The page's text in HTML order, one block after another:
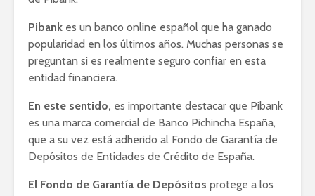
Pibank es un banco online español que ha ganado
popularidad en los últimos años. Muchas personas se
preguntan si es realmente seguro confiar en esta
entidad financiera.
En este sentido, es importante destacar que Pibank
es una marca comercial de Banco Pichincha España,
que a su vez está adherido al Fondo de Garantía de
Depósitos de Entidades de Crédito de España.
El Fondo de Garantía de Depósitos protege a los